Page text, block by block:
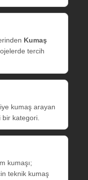
Kumaş
tercih
kumaş arayan
kategori.
kumaşı;
teknik kumaş